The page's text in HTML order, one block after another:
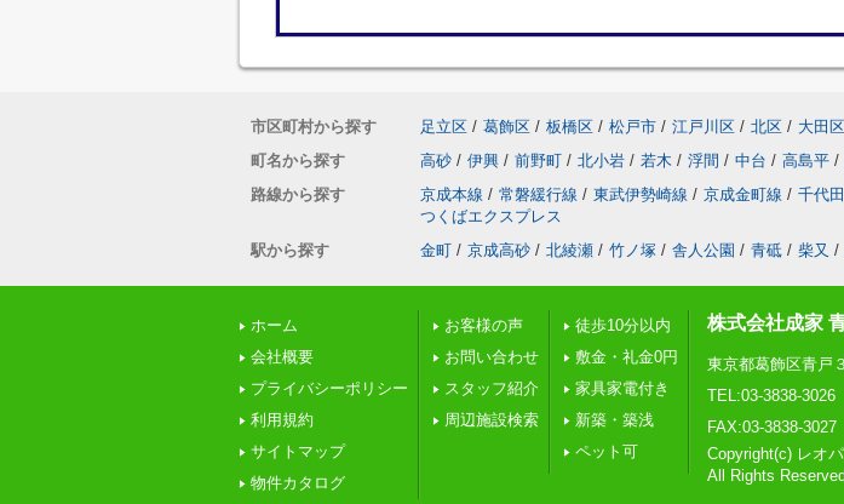
市区町村から探す 足立区 / 葛飾区 / 板橋区 / 松戸市 / 江戸川区 / 北区 / 大田区
町名から探す
高砂 / 伊興 / 前野町 / 北小岩 / 若木 / 浮間 / 中台 / 高島平 /
路線から探す
京成本線 / 常磐緩行線 / 東武伊勢崎線 / 京成金町線 / 千代
つくばエクスプレス
駅から探す
金町 / 京成高砂 / 北綾瀬 / 竹ノ塚 / 舎人公園 / 青砥 / 柴又 /
ホーム
会社概要
プライバシーポリシー
利用規約
サイトマップ
物件カタログ
お客様の声
お問い合わせ
スタッフ紹介
周辺施設検索
徒歩10分以内
敷金・礼金0円
家具家電付き
新築・築浅
ペット可
株式会社成家
東京都葛飾区青戸
TEL:03-3838-3026
FAX:03-3838-3027
Copyright(c) レオ
All Rights